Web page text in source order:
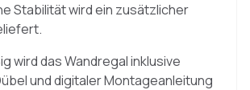
Stabilität wird ein zusätzlicher
wird das Wandregal inklusive
und digitaler Montageanleitung